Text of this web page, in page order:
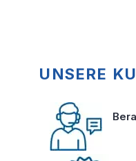
UNSERE